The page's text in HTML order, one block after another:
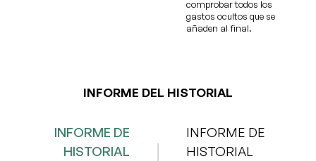
comprobar todos los
gastos ocultos que se
añaden al final.
INFORME DEL HISTORIAL
INFORME DE
HISTORIAL
INFORME DE
HISTORIAL